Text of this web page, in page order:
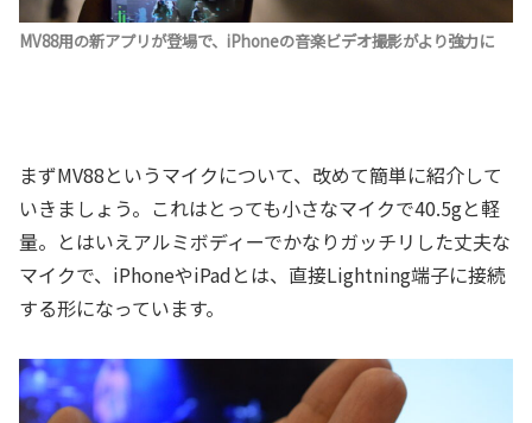
MV88用の新アプリが登場で、iPhoneの音楽ビデオ撮影がより強力に
まずMV88というマイクについて、改めて簡単に紹介して
いきましょう。これはとっても小さなマイクで40.5gと軽
量。とはいえアルミボディーでかなりガッチリした丈夫な
マイクで、iPhoneやiPadとは、直接Lightning端子に接続
する形になっています。